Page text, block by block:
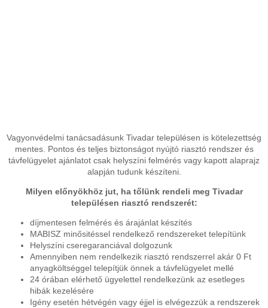
Vagyonvédelmi tanácsadásunk Tivadar településen is kötelezettség
mentes. Pontos és teljes biztonságot nyújtó riasztó rendszer és
távfelügyelet ajánlatot csak helyszíni felmérés vagy kapott alaprajz
alapján tudunk készíteni.
Milyen előnyökhöz jut, ha tőlünk rendeli meg Tivadar
településen riasztó rendszerét:
díjmentesen felmérés és árajánlat készítés
MABISZ minősitéssel rendelkező rendszereket telepítünk
Helyszíni cseregaranciával dolgozunk
Amennyiben nem rendelkezik riasztó rendszerrel akár 0 Ft
anyagköltséggel telepítjük önnek a távfelügyelet mellé
24 órában elérhető ügyelettel rendelkezünk az esetleges
hibák kezelésére
Igény esetén hétvégén vagy éjjel is elvégezzük a rendszerek